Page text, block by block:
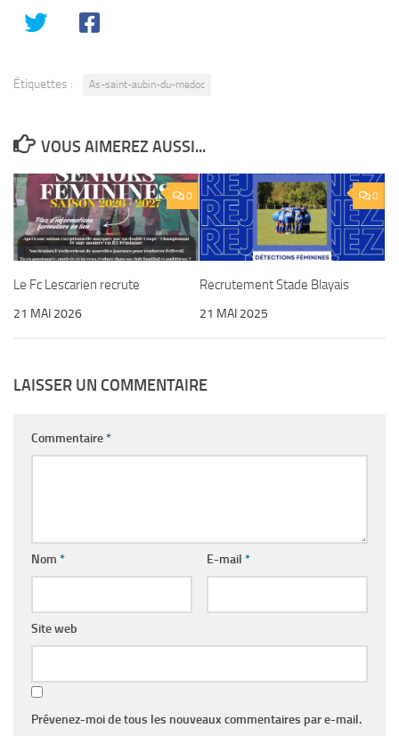
Étiquettes : As-saint-aubin-du-medoc
VOUS AIMEREZ AUSSI...
0
Le Fc Lescarien recrute
21 MAI 2026
0
Recrutement Stade Blayais
21 MAI 2025
LAISSER UN COMMENTAIRE
Commentaire*
Nom * E-mail *
Site web
Prévenez-moi de tous les nouveaux commentaires par e-mail.